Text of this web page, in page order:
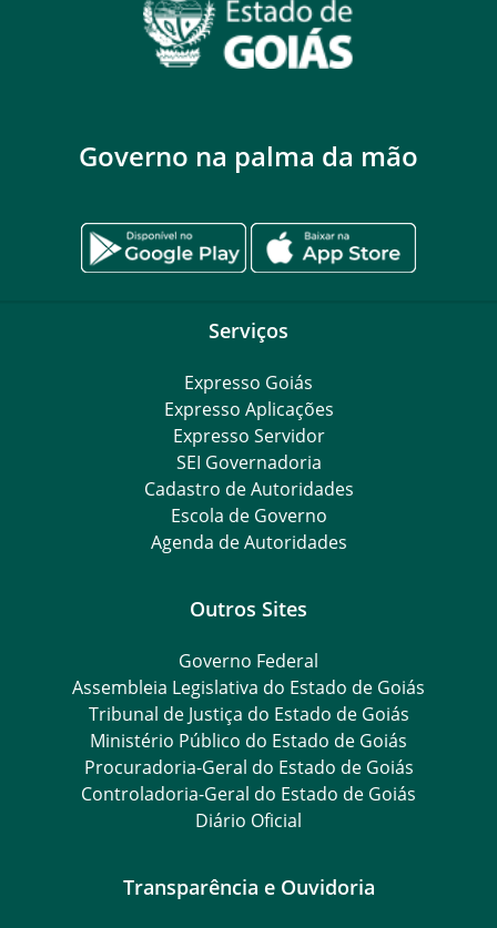
Governo na palma da mão
Serviços
Expresso Goiás
Expresso Aplicações
Expresso Servidor
SEI Governadoria
Cadastro de Autoridades
Escola de Governo
Agenda de Autoridades
Outros Sites
Governo Federal
Assembleia Legislativa do Estado de Goiás
Tribunal de Justiça do Estado de Goiás
Ministério Público do Estado de Goiás
Procuradoria-Geral do Estado de Goiás
Controladoria-Geral do Estado de Goiás
Diário Oficial
Transparência e Ouvidoria